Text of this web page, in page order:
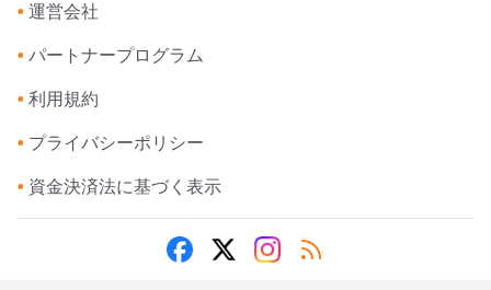
• 運営会社
• パートナープログラム
• 利用規約
• プライバシーポリシー
• 資金決済法に基づく表示